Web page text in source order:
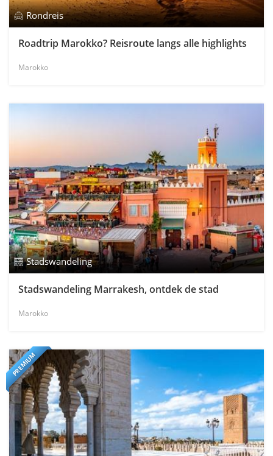
Rondreis
Roadtrip Marokko? Reisroute langs alle highlights
Marokko
Stadswandeling
Stadswandeling Marrakesh, ontdek de stad
Marokko
PREMIUM